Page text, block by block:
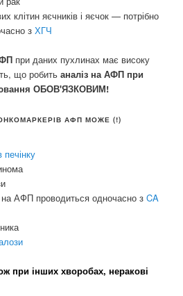
клітин яєчників і яєчок — потрібно
з ХГЧ
при даних пухлинах має високу
що робитьаналіз на АФП при
ОБОВ'ЯЗКОВИМ!
АФП МОЖЕ (!)
АФП проводиться одночасно з CA
при інших хворобах, неракові